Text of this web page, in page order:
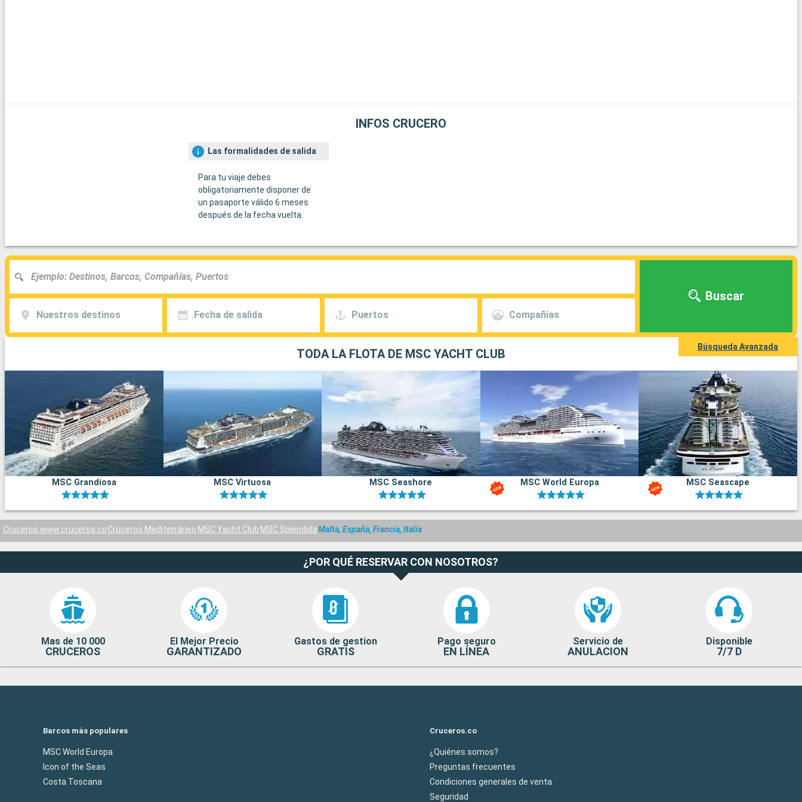
INFOS CRUCERO
Las formalidades de salida
Para tu viaje debes
obligatoriamente disponer de
un pasaporte válido 6 meses
después de la fecha vuelta.
Nuestros destinos Fecha de salida Puertos Compañías
Buscar
Búsqueda Avanzada
TODA LA FLOTA DE MSC YACHT CLUB
MSC Grandiosa MSC Virtuosa MSC Seashore MSC World Europa MSC Seascape
Cruceros www.cruceros.coCruceros Mediterráneo MSC Yacht Club MSC SplendidaMalta, España, Francia, Italia
¿POR QUÉ RESERVAR CON NOSOTROS?
Mas de 10 000
CRUCEROS
El Mejor Precio
GARANTIZADO
Gastos de gestion
GRATIS
Pago seguro
EN LÍNEA
Servicio de
ANULACION
Disponible
7/7 D
Barcos más populares
MSC World Europa
Icon of the Seas
Costa Toscana
Cruceros.co
¿Quiénes somos?
Preguntas frecuentes
Condiciones generales de venta
Seguridad